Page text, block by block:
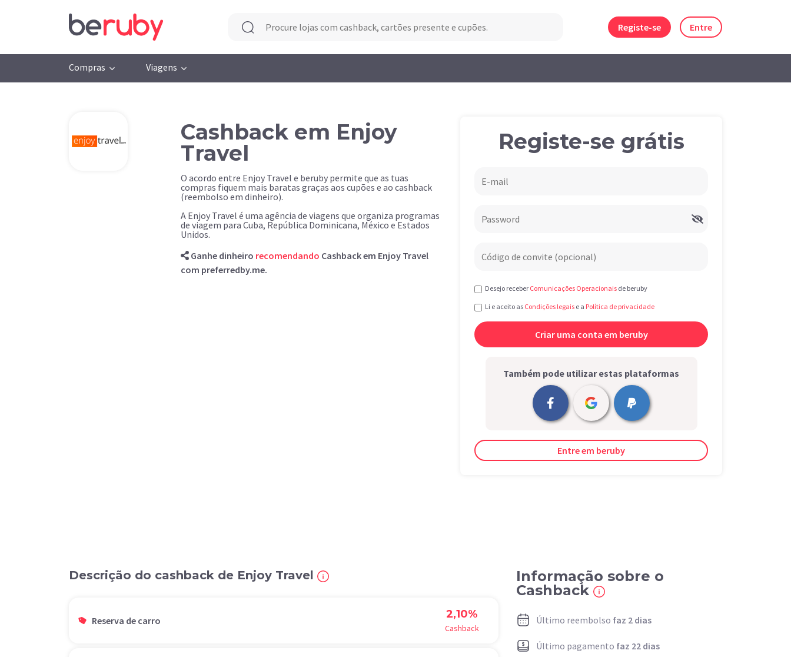
Registe-se Entre
Compras Viagens
Cashback em Enjoy
Travel
O acordo entre Enjoy Travel e beruby permite que as tuas
compras fiquem mais baratas graças aos cupões e ao cashback
(reembolso em dinheiro).
A Enjoy Travel é uma agência de viagens que organiza programas
de viagem para Cuba, República Dominicana, México e Estados
Unidos.
Ganhe dinheiro recomendando Cashback em Enjoy Travel
com preferredby.me.
Registe-se grátis
Desejo receber Comunicações Operacionais de beruby
Li e aceito as Condições legais e a Política de privacidade
Também pode utilizar estas plataformas
Entre em beruby
Descrição do cashback de Enjoy Travel
Reserva de carro 2,10%
Cashback
Informação sobre o
Cashback
Último reembolso faz 2 dias
Último pagamento faz 22 dias